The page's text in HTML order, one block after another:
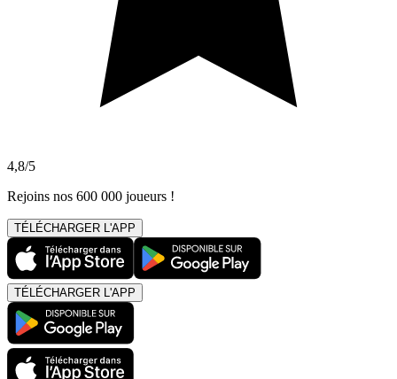
4,8/5
Rejoins nos 600 000 joueurs !
TÉLÉCHARGER L'APP
TÉLÉCHARGER L'APP